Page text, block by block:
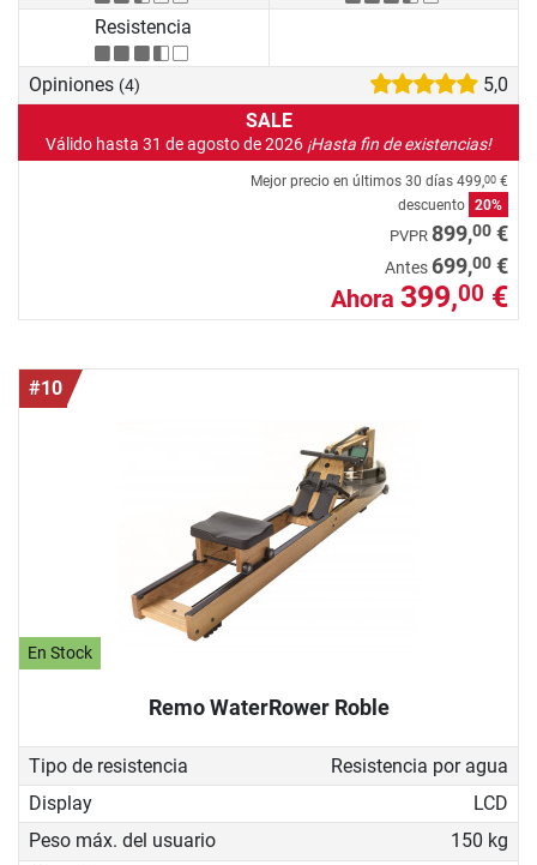
Resistencia
Opiniones (4)
5,0
SALE
Válido hasta 31 de agosto de 2026 ¡Hasta fin de existencias!
Mejor precio en últimos 30 días 499,00 €
descuento 20%
PVPR 899,00 €
Antes 699,00 €
Ahora 399,00 €
#10
En Stock
Remo WaterRower Roble
Tipo de resistencia
Resistencia por agua
Display
LCD
Peso máx. del usuario
150 kg